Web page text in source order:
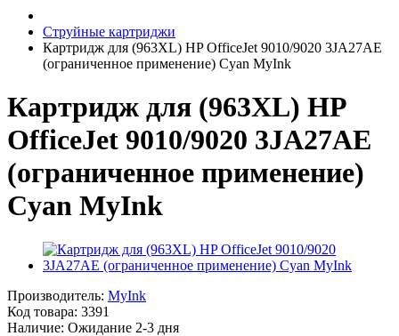
Струйные картриджи
Картридж для (963XL) HP OfficeJet 9010/9020 3JA27AE
(ограниченное применение) Cyan MyInk
Картридж для (963XL) HP
OfficeJet 9010/9020 3JA27AE
(ограниченное применение)
Cyan MyInk
Производитель: MyInk
Код товара: 3391
Наличие: Ожидание 2-3 дня